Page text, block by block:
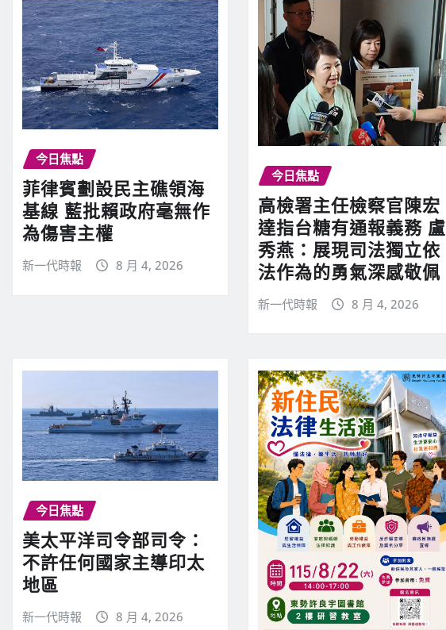
今日焦點
菲律賓劃設民主礁領海
基線 藍批賴政府毫無作
為傷害主權
新一代時報 8 月 4, 2026
今日焦點
高檢署主任檢察官陳宏
達指台糖有通報義務 盧
秀燕：展現司法獨立依
法作為的勇氣深感敬佩
新一代時報 8 月 4, 2026
今日焦點
美太平洋司令部司令：
不許任何國家主導印太
地區
新一代時報 8 月 4, 2026